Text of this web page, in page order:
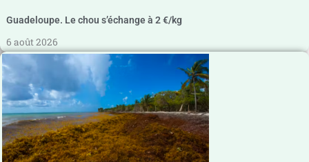
Guadeloupe. Le chou s’échange à 2 €/kg
6 août 2026